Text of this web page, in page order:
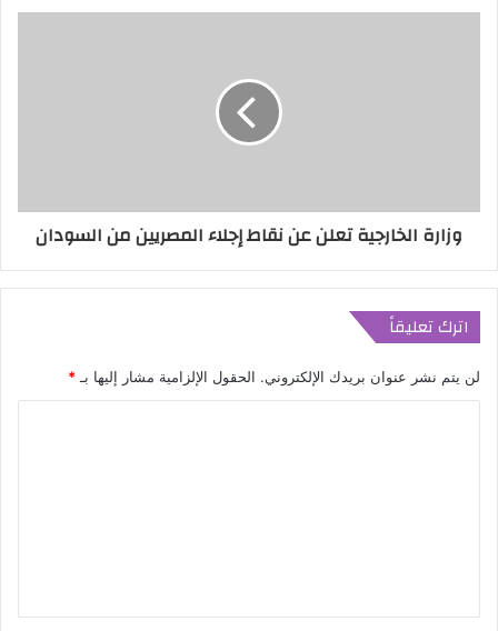
وزارة الخارجية تعلن عن نقاط إجلاء المصريين من السودان
اترك تعليقاً
لن يتم نشر عنوان بريدك الإلكتروني. الحقول الإلزامية مشار إليها بـ *
ق